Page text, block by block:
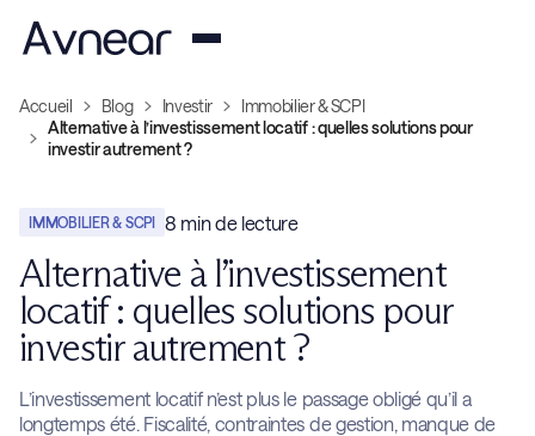
Accueil Blog Investir
Immobilier & SCPI
Alternative à l’investissement locatif : quelles solutions pour
investir autrement ?
IMMOBILIER & SCPI 8 min de lecture
Alternative à l’investissement
locatif : quelles solutions pour
investir autrement ?
L’investissement locatif n’est plus le passage obligé qu’il a
longtemps été. Fiscalité, contraintes de gestion, manque de